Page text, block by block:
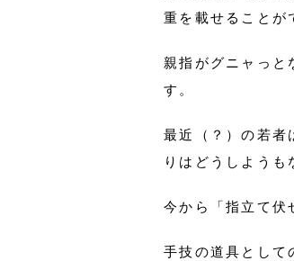
重を載せることが
親指がグニャっと
す。
最近（？）の若者
りはどうしようも
今から「指立て伏
手技の道具として